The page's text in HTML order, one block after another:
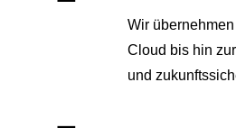
Wir
Cloud bis hin
und